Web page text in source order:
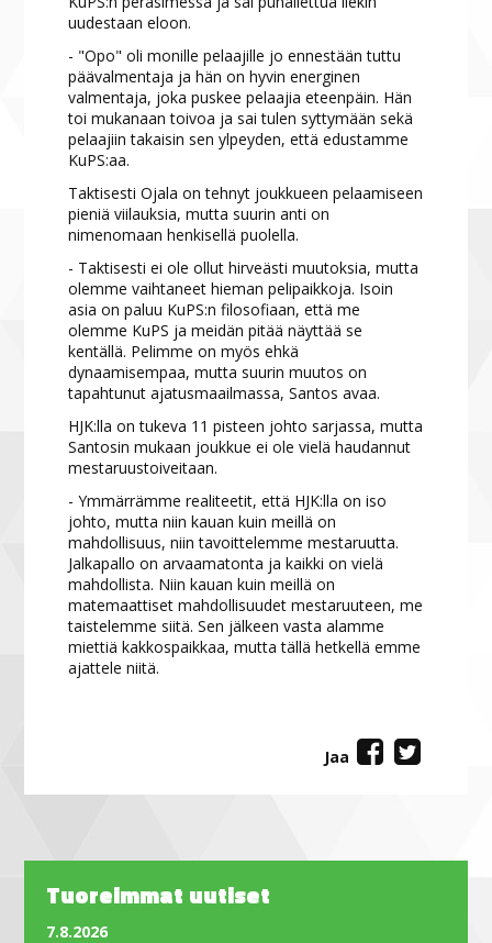
uudestaan eloon.
- "Opo" oli monille pelaajille jo ennestään tuttu
päävalmentaja ja hän on hyvin energinen
valmentaja, joka puskee pelaajia eteenpäin. Hän
toi mukanaan toivoa ja sai tulen syttymään sekä
pelaajiin takaisin sen ylpeyden, että edustamme
KuPS:aa.
Taktisesti Ojala on tehnyt joukkueen pelaamiseen
pieniä viilauksia, mutta suurin anti on
nimenomaan henkisellä puolella.
- Taktisesti ei ole ollut hirveästi muutoksia, mutta
olemme vaihtaneet hieman pelipaikkoja. Isoin
asia on paluu KuPS:n filosofiaan, että me
olemme KuPS ja meidän pitää näyttää se
kentällä. Pelimme on myös ehkä
dynaamisempaa, mutta suurin muutos on
tapahtunut ajatusmaailmassa, Santos avaa.
HJK:lla on tukeva 11 pisteen johto sarjassa, mutta
Santosin mukaan joukkue ei ole vielä haudannut
mestaruustoiveitaan.
- Ymmärrämme realiteetit, että HJK:lla on iso
johto, mutta niin kauan kuin meillä on
mahdollisuus, niin tavoittelemme mestaruutta.
Jalkapallo on arvaamatonta ja kaikki on vielä
mahdollista. Niin kauan kuin meillä on
matemaattiset mahdollisuudet mestaruuteen, me
taistelemme siitä. Sen jälkeen vasta alamme
miettiä kakkospaikkaa, mutta tällä hetkellä emme
ajattele niitä.
Jaa
Tuoreimmat uutiset
7.8.2026